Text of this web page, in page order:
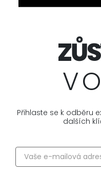
V
Přihlaste se k odběru
dalších